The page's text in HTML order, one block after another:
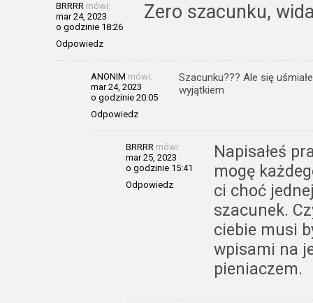
BRRRR mówi:
mar 24, 2023
o godzinie 18:26
Odpowiedz
Zero szacunku,
ANONIM mówi:
mar 24, 2023
o godzinie 20:05
Odpowiedz
Szacunku??? Ale się
wyjątkiem
BRRRR mówi:
mar 25, 2023
o godzinie 15:41
Odpowiedz
Napisałeś
mogę
ci choć
szacunek.
ciebie musi
wpisami na
pieniaczem.